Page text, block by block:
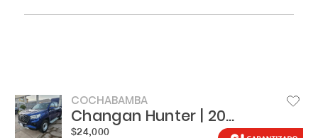
COCHABAMBA
Changan Hunter | 2025
$24,000